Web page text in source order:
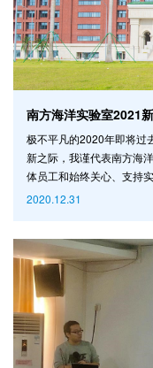
南方海洋实验室2021
极不平凡的2020年即将过
新之际，我谨代表南方海
体员工和始终关心、支持
问候和美好的祝福！ 在过去的一年里，实验室积极应对疫情的冲击和国际
步、高质量的发展。实验
2020.12.31